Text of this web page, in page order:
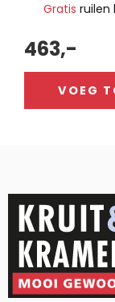
Gratis ruilen
463,-
VOEG